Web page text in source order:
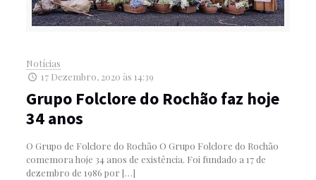
Notícias
17 Dezembro, 2020 às 14:39
Grupo Folclore do Rochão faz hoje
34 anos
O Grupo de Folclore do Rochão O Grupo Folclore do Rochão
comemora hoje 34 anos de existência. Foi fundado a 17 de
dezembro de 1986 por […]